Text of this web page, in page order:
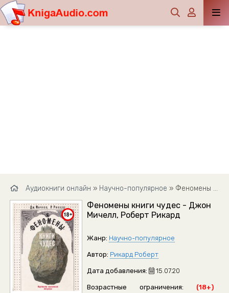
Аудиокниги онлайн » Научно-популярное » Феномены книги чудес - Джон Мичелл, Роберт Рикард
Феномены книги чудес - Джон
Мичелл, Роберт Рикард
Жанр: Научно-популярное
Автор: Рикард Роберт
Дата добавления: 15.07.20
Возрастные ограничения:
(18+)